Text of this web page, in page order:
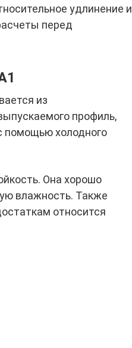
удлинение и
перед
из
профиль,
помощью холодного
Она хорошо
влажность. Также
относится